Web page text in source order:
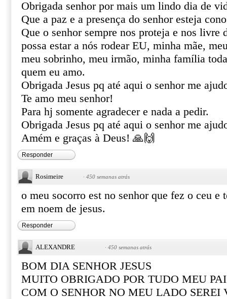
Obrigada senhor por mais um lindo dia de
Que a paz e a presença do senhor esteja
Que o senhor sempre nos proteja e nos livre
possa estar a nós rodear EU, minha mãe,
meu sobrinho, meu irmão, minha família
quem eu amo.
Obrigada Jesus pq até aqui o senhor me
Te amo meu senhor!
Para hj somente agradecer e nada a pedir.
Obrigada Jesus pq até aqui o senhor me
Amém e graças à Deus! 🙏🙌
Responder
Rosimeire · 450 semanas atrás
o meu socorro est no senhor que fez o ceu e
em noem de jesus.
Responder
ALEXANDRE · 450 semanas atrás
BOM DIA SENHOR JESUS
MUITO OBRIGADO POR TUDO MEU PAI
COM O SENHOR NO MEU LADO SEREI